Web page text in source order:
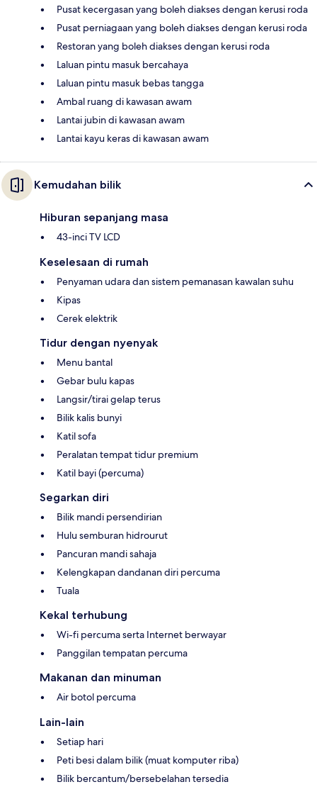
Pusat kecergasan yang boleh diakses dengan kerusi roda
Pusat perniagaan yang boleh diakses dengan kerusi roda
Restoran yang boleh diakses dengan kerusi roda
Laluan pintu masuk bercahaya
Laluan pintu masuk bebas tangga
Ambal ruang di kawasan awam
Lantai jubin di kawasan awam
Lantai kayu keras di kawasan awam
Kemudahan bilik
Hiburan sepanjang masa
43-inci TV LCD
Keselesaan di rumah
Penyaman udara dan sistem pemanasan kawalan suhu
Kipas
Cerek elektrik
Tidur dengan nyenyak
Menu bantal
Gebar bulu kapas
Langsir/tirai gelap terus
Bilik kalis bunyi
Katil sofa
Peralatan tempat tidur premium
Katil bayi (percuma)
Segarkan diri
Bilik mandi persendirian
Hulu semburan hidrourut
Pancuran mandi sahaja
Kelengkapan dandanan diri percuma
Tuala
Kekal terhubung
Wi-fi percuma serta Internet berwayar
Panggilan tempatan percuma
Makanan dan minuman
Air botol percuma
Lain-lain
Setiap hari
Peti besi dalam bilik (muat komputer riba)
Bilik bercantum/bersebelahan tersedia